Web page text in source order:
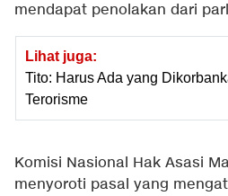
mendapat penolakan dari
Lihat juga:
Tito: Harus Ada yang
Terorisme
Komisi Nasional Hak Asasi
menyoroti pasal yang